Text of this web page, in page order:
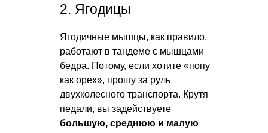
2. Ягодицы
Ягодичные мышцы, как правило,
работают в тандеме с мышцами
бедра. Потому, если хотите «попу
как орех», прошу за руль
двухколесного транспорта. Крутя
педали, вы задействуете
большую, среднюю и малую